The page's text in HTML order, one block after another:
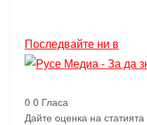
Последвайте ни в
0 0 Гласа
Дайте оценка на статията